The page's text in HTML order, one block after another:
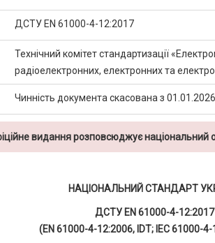
ДСТУ EN 61000-4-12:2017
Технічний комітет стандартизації
радіоелектронних, електронних та
Чинність документа скасована з
видання розповсюджує національний
НАЦІОНАЛЬНИЙ СТАНДАРТ
ДСТУ EN 61000-4-12:2017
(EN 61000-4-12:2006, IDТ; ІЕС 61000-